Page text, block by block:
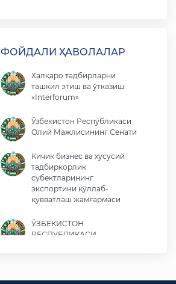
ФОЙДАЛИ ҲАВОЛАЛАР
Халқаро тадбирларни
ташкил этиш ва ўтказиш
«Interforum»
Ўзбекистон Республикаси
Олий Мажлисининг Сенати
Кичик бизнес ва хусусий
тадбиркорлик
субектларининг
экспортини қўллаб-
қувватлаш жамғармаси
ЎЗБЕКИСТОН
РЕСПУБЛИКАСИ